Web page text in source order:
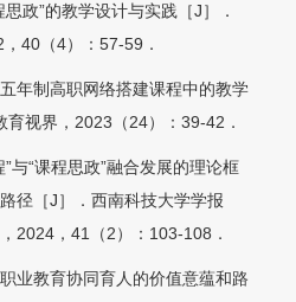
政”的教学设计与实践［J］．
40（4）：57-59．
年制高职网络搭建课程中的教学
育视界，2023（24）：39-42．
与“课程思政”融合发展的理论框
径［J］．西南科技大学学报
2024，41（2）：103-108．
业教育协同育人的价值意蕴和路